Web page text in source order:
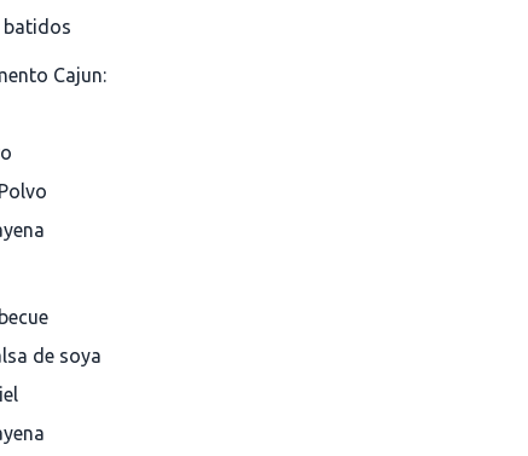
batidos
Cajun:
de soya